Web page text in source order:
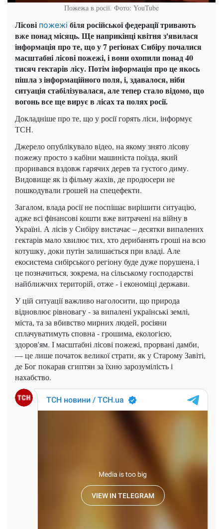
Пожежа в росії. Фото: YouTube
Лісові пожежі біля російської федерації тривають
вже понад місяць. Ще наприкінці квітня з'явилася
інформація про те, що у 7 регіонах Сибіру почалися
масштабні лісові пожежі, і вони охопили понад 40
тисяч гектарів лісу. Потім інформація про це якось
пішла з інформаційного поля, і, здавалося, ніби
ситуація стабілізувалася, але тепер стало відомо, що
вогонь все ще вирує в лісах та полях росії.
Докладніше про те, що у росії горять ліси, інформує
ТСН.
Джерело опублікувало відео, на якому знято лісову
пожежу просто з кабіни машиніста поїзда, який
проривався вздовж гарячих дерев та густого диму.
Видовище як із фільму жахів, де продюсери не
пошкодували грошей на спецефекти.
Загалом, влада росії не поспішає вирішити ситуацію,
адже всі фінансові кошти вже витрачені на війну в
Україні. А лісів у Сибіру вистачає – десятки випалених
гектарів мало хвилює тих, хто дерибанять гроші на всю
котушку, доки путін залишається при владі. Але
екосистема сибірського регіону буде дуже порушена, і
це позначиться, зокрема, на сільському господарстві
найближчих територій, отже - і економіці держави.
У цій ситуації важливо наголосити, що природа
відновлює рівновагу - за випалені українські землі,
міста, та за вбивство мирних людей, росіяни
сплачуватимуть сповна - грошима, екологією,
здоров'ям. І масштабні лісові пожежі, прорвані дамби,
— це лише початок великої страти, як у Старому Завіті,
де Бог покарав єгиптян за їхню зарозумілість і
нахабство.